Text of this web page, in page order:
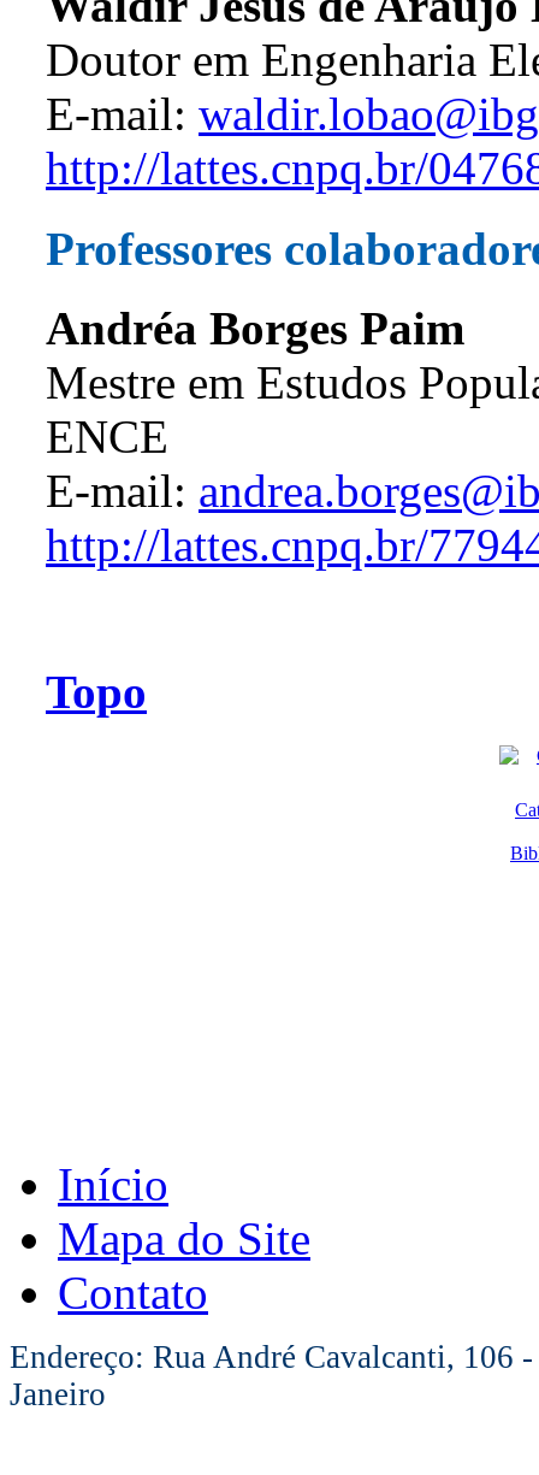
Doutor em Engenharia
E-mail:
http://lattes.cnpq.br/
Professores
Andréa Borges Paim
Mestre em Estudos
ENCE
E-mail:
http://lattes.cnpq.br/
Topo
Início
Mapa do Site
Contato
Endereço: Rua André Cavalcanti, 106
Janeiro